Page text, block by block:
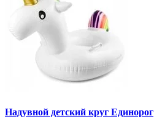
Надувной детский круг Единорог